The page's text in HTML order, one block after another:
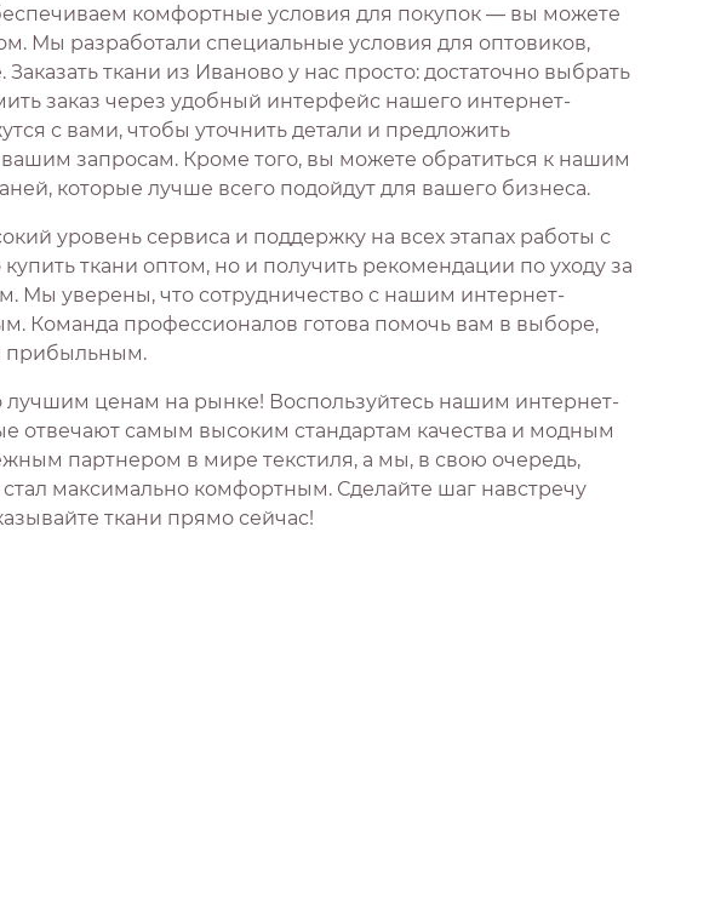
комфортные условия для покупок — вы можете
Мы разработали специальные условия для оптовиков,
ткани из Иваново у нас просто: достаточно выбрать
заказ через удобный интерфейс нашего интернет-
с вами, чтобы уточнить детали и предложить
запросам. Кроме того, вы можете обратиться к нашим
которые лучше всего подойдут для вашего бизнеса.
уровень сервиса и поддержку на всех этапах работы с
ткани оптом, но и получить рекомендации по уходу за
Мы уверены, что сотрудничество с нашим интернет-
Команда профессионалов готова помочь вам в выборе,
прибыльным.
лучшим ценам на рынке! Воспользуйтесь нашим интернет-
отвечают самым высоким стандартам качества и модным
партнером в мире текстиля, а мы, в свою очередь,
максимально комфортным. Сделайте шаг навстречу
ткани прямо сейчас!